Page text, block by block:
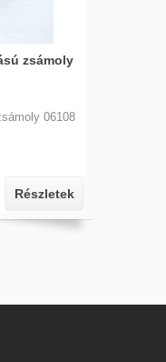
zsámoly
06108
Részletek